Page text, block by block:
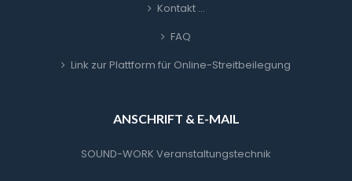
Kontakt …
FAQ
Link zur Plattform für Online-Streitbeilegung
ANSCHRIFT & E-MAIL
SOUND-WORK Veranstaltungstechnik